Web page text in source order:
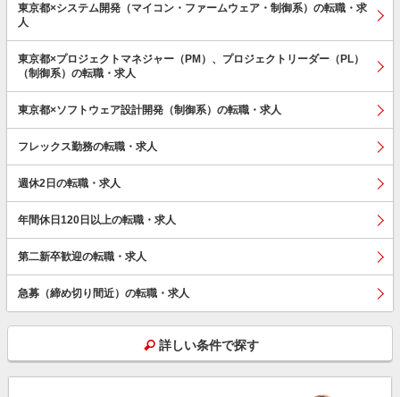
東京都×システム開発（マイコン・ファームウェア・制御系）の転職・求
人
東京都×プロジェクトマネジャー（PM）、プロジェクトリーダー（PL）
（制御系）の転職・求人
東京都×ソフトウェア設計開発（制御系）の転職・求人
フレックス勤務の転職・求人
週休2日の転職・求人
年間休日120日以上の転職・求人
第二新卒歓迎の転職・求人
急募（締め切り間近）の転職・求人
詳しい条件で探す